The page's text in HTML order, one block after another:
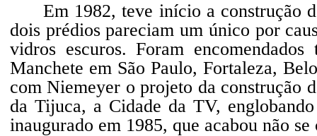
Em 1982, teve início a construção
dois prédios pareciam um único por
vidros escuros. Foram
Manchete em São Paulo, Fortaleza,
com Niemeyer o projeto da construção
da Tijuca, a Cidade da TV,
inaugurado em 1985, que acabou não